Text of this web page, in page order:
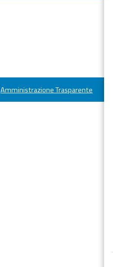
Amministrazione Trasparente